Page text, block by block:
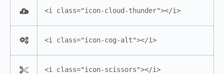
<i class="icon-cloud-thunder"></i>
<i class="icon-cog-alt"></i>
<i class="icon-scissors"></i>